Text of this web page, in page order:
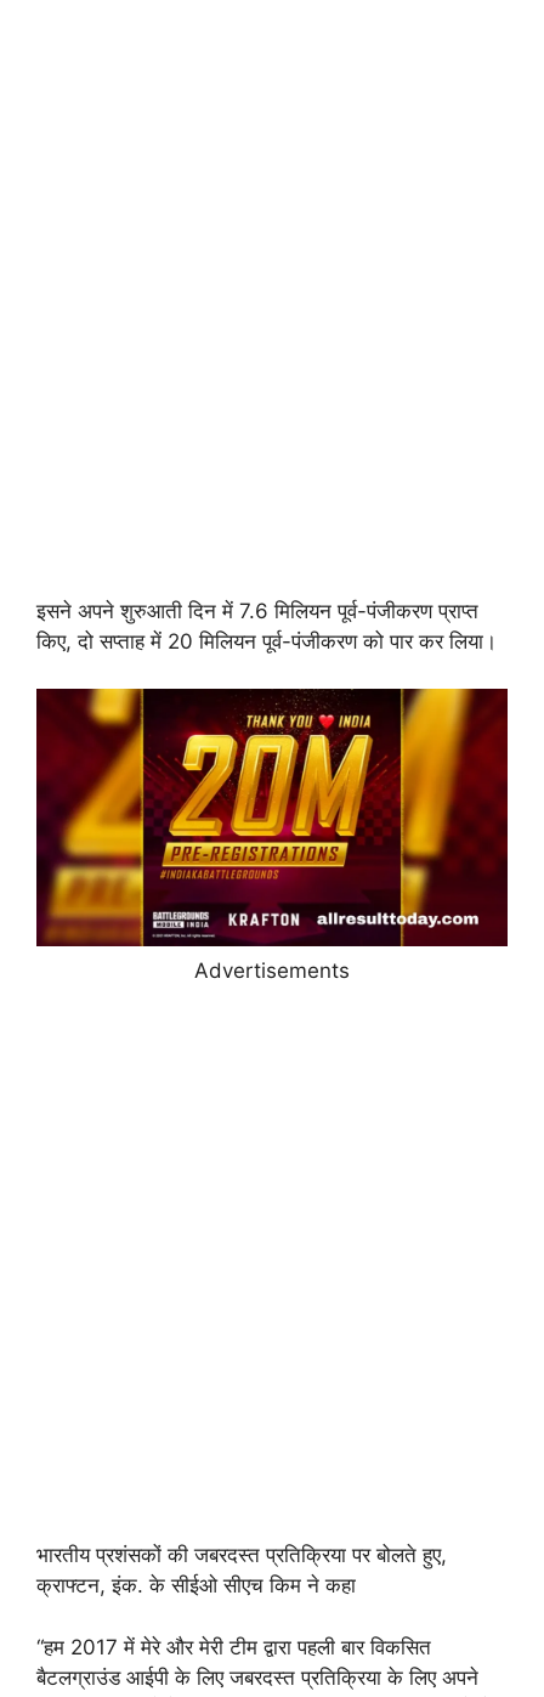
इसने अपने शुरुआती दिन में 7.6 मिलियन पूर्व-पंजीकरण प्राप्त
किए, दो सप्ताह में 20 मिलियन पूर्व-पंजीकरण को पार कर लिया।
Advertisements
भारतीय प्रशंसकों की जबरदस्त प्रतिक्रिया पर बोलते हुए,
क्राफ्टन, इंक. के सीईओ सीएच किम ने कहा
“हम 2017 में मेरे और मेरी टीम द्वारा पहली बार विकसित
बैटलग्राउंड आईपी के लिए जबरदस्त प्रतिक्रिया के लिए अपने